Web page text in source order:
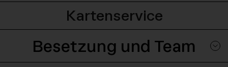
Kartenservice
Besetzung und Team